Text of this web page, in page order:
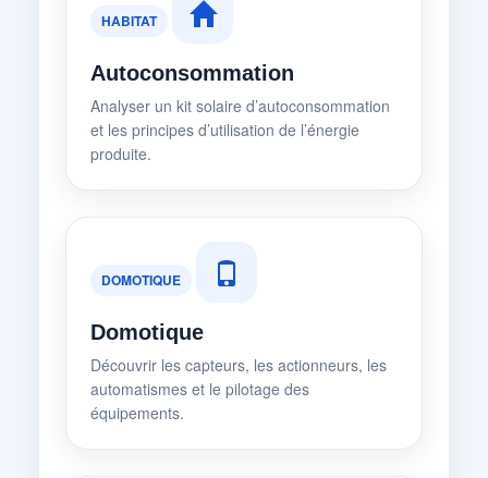
HABITAT
Autoconsommation
Analyser un kit solaire d’autoconsommation
et les principes d’utilisation de l’énergie
produite.
DOMOTIQUE
Domotique
Découvrir les capteurs, les actionneurs, les
automatismes et le pilotage des
équipements.